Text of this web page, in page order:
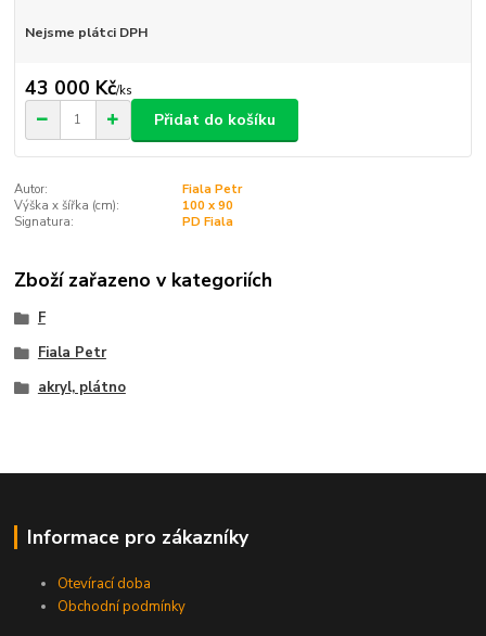
Nejsme plátci DPH
43 000 Kč/ks
Přidat do košíku
Autor:
Fiala Petr
Výška x šířka (cm):
100 x 90
Signatura:
PD Fiala
Zboží zařazeno v kategoriích
F
Fiala Petr
akryl, plátno
Informace pro zákazníky
Otevírací doba
Obchodní podmínky